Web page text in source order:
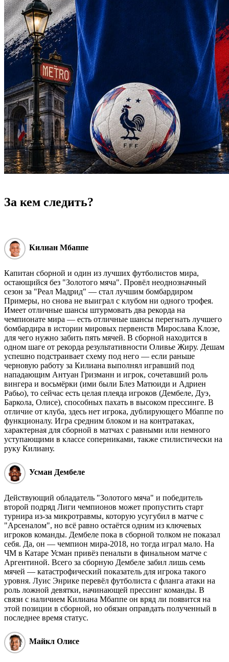
За кем следить?
Килиан Мбаппе
Капитан сборной и один из лучших футболистов мира,
остающийся без "Золотого мяча". Провёл неоднозначный
сезон за "Реал Мадрид" — стал лучшим бомбардиром
Примеры, но снова не выиграл с клубом ни одного трофея.
Имеет отличные шансы штурмовать два рекорда на
чемпионате мира — есть отличные шансы перегнать лучшего
бомбардира в истории мировых первенств Мирослава Клозе,
для чего нужно забить пять мячей. В сборной находится в
одном шаге от рекорда результативности Оливье Жиру. Дешам
успешно подстраивает схему под него — если раньше
черновую работу за Килиана выполнял игравший под
нападающим Антуан Гризманн и игрок, сочетавший роль
вингера и восьмёрки (ими были Блез Матюиди и Адриен
Рабьо), то сейчас есть целая плеяда игроков (Дембеле, Дуэ,
Баркола, Олисе), способных пахать в высоком прессинге. В
отличие от клуба, здесь нет игрока, дублирующего Мбаппе по
функционалу. Игра средним блоком и на контратаках,
характерная для сборной в матчах с равными или немного
уступающими в классе соперниками, также стилистически на
руку Килиану.
Усман Дембеле
Действующий обладатель "Золотого мяча" и победитель
второй подряд Лиги чемпионов может пропустить старт
турнира из-за микротравмы, которую усугубил в матче с
"Арсеналом", но всё равно остаётся одним из ключевых
игроков команды. Дембеле пока в сборной толком не показал
себя. Да, он — чемпион мира-2018, но тогда играл мало. На
ЧМ в Катаре Усман привёз пенальти в финальном матче с
Аргентиной. Всего за сборную Дембеле забил лишь семь
мячей — катастрофический показатель для игрока такого
уровня. Луис Энрике перевёл футболиста с фланга атаки на
роль ложной девятки, начинающей прессинг команды. В
связи с наличием Килиана Мбаппе он вряд ли появится на
этой позиции в сборной, но обязан оправдать полученный в
последнее время статус.
Майкл Олисе